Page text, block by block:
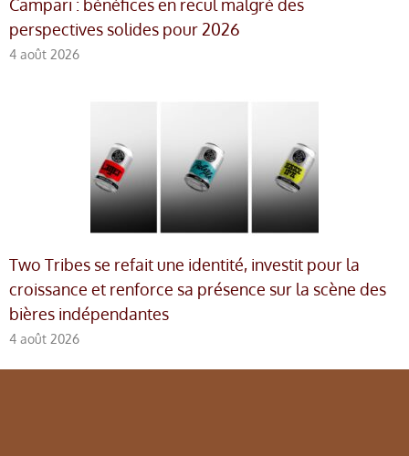
Campari : bénéfices en recul malgré des
perspectives solides pour 2026
4 août 2026
Two Tribes se refait une identité, investit pour la
croissance et renforce sa présence sur la scène des
bières indépendantes
4 août 2026